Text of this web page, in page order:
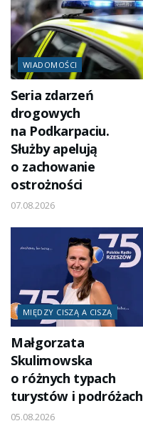
WIADOMOŚCI
Seria zdarzeń
drogowych
na Podkarpaciu.
Służby apelują
o zachowanie
ostrożności
07.08.2026
MIĘDZY CISZĄ A CISZĄ
Małgorzata
Skulimowska
o różnych typach
turystów i podróżach
05.08.2026